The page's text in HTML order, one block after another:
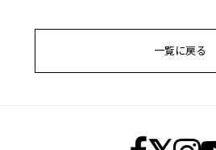
一覧に戻る